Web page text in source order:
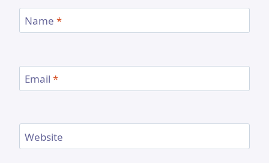
Name *
Email *
Website